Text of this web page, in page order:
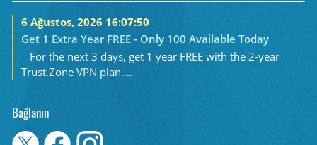
6 Ağustos, 2026 16:07:50
Get 1 Extra Year FREE - Only 100 Available Today
For the next 3 days, get 1 year FREE with the 2-year
Trust.Zone VPN plan....
Bağlanın